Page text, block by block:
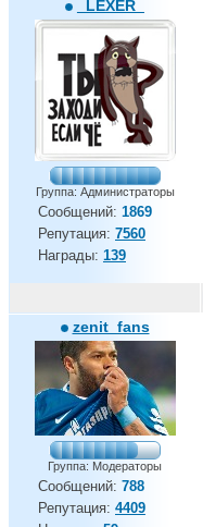
_LEXER_
Группа: Администраторы
Сообщений: 1869
Репутация: 7560
Награды: 139
zenit_fans
Группа: Модераторы
Сообщений: 788
Репутация: 4409